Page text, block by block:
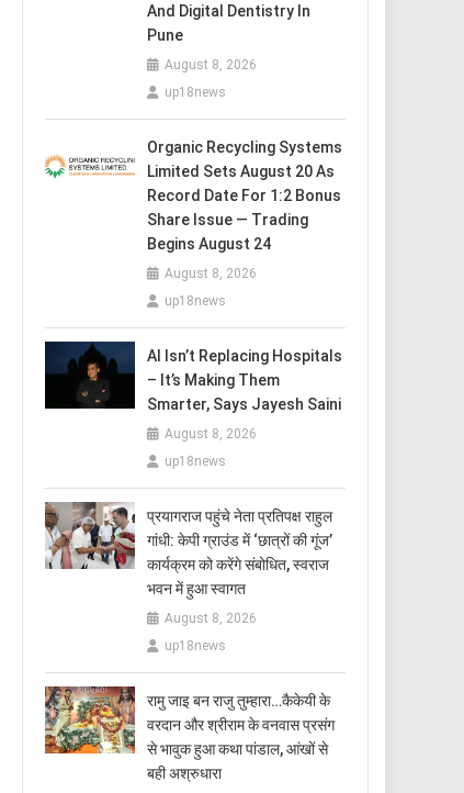
And Digital Dentistry In
Pune
August 8, 2026
up18news
Organic Recycling Systems
Limited Sets August 20 As
Record Date For 1:2 Bonus
Share Issue — Trading
Begins August 24
August 8, 2026
up18news
AI Isn’t Replacing Hospitals
– It’s Making Them
Smarter, Says Jayesh Saini
August 8, 2026
up18news
प्रयागराज पहुंचे नेता प्रतिपक्ष राहुल
गांधी: केपी ग्राउंड में ‘छात्रों की गूंज’
कार्यक्रम को करेंगे संबोधित, स्वराज
भवन में हुआ स्वागत
August 8, 2026
up18news
रामु जाइ बन राजु तुम्हारा…कैकेयी के
वरदान और श्रीराम के वनवास प्रसंग
से भावुक हुआ कथा पांडाल, आंखों से
बही अश्रुधारा